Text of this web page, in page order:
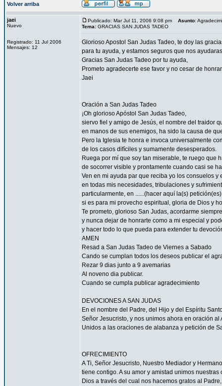
Volver arriba
jaei
Nuevo
Registrado: 11 Jul 2006
Mensajes: 12
Publicado: Mar Jul 11, 2006 9:08 pm Asunto:
Tema: GRACIAS SAN JUDAS TADEO
Glorioso Apostol San Judas Tadeo, te doy las
para tu ayuda, y estamos seguros que nos
Gracias San Judas Tadeo por tu ayuda,
Prometo agradecerte ese favor y no cesar de
Jaei
Oración a San Judas Tadeo
¡Oh glorioso Apóstol San Judas Tadeo,
siervo fiel y amigo de Jesús, el nombre del traidor
en manos de sus enemigos, ha sido la causa de
Pero la Iglesia te honra e invoca universalmente
de los casos difíciles y sumamente desesperados.
Ruega por mí que soy tan miserable, te ruego que
de socorrer visible y prontamente cuando casi se
Ven en mi ayuda par que reciba yo los consuelos y
en todas mis necesidades, tribulaciones y
particularmente, en ......(hacer aquí la(s)
si es para mi provecho espiritual, gloria de Dios y
Te prometo, glorioso San Judas, acordarme
y nunca dejar de honrarte como a mi especial y
y hacer todo lo que pueda para extender tu
AMEN
Resad a San Judas Tadeo de Viernes a Sabado
Cando se cumplan todos los deseos publicar el
Rezar 9 dias junto a 9 avemarias
Al noveno dia publicar.
Cuando se cumpla publicar agradecimiento
DEVOCIONES A SAN JUDAS
En el nombre del Padre, del Hijo y del Espíritu
Señor Jesucristo, y nos unimos ahora en oración
Unidos a las oraciones de alabanza y petición de
OFRECIMIENTO
A Ti, Señor Jesucristo, Nuestro Mediador y
tiene contigo. A su amor y amistad unimos
Dios a través del cual nos hacemos gratos al